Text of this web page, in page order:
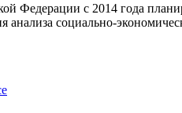
Федерации с 2014 года
анализа социально-